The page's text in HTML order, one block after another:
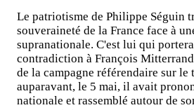
Le patriotisme de Philippe Séguin
souveraineté de la France face à
supranationale. C'est lui qui
contradiction à François
de la campagne référendaire sur
auparavant, le 5 mai, il avait
nationale et rassemblé autour de